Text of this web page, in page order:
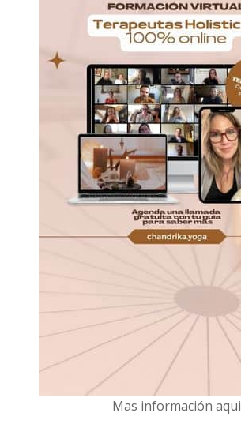
Mas información aqui